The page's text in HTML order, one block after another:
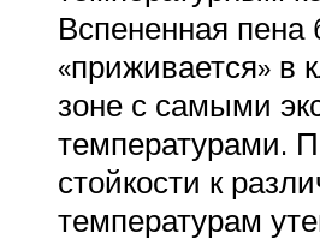
Вспененная пена
«приживается» в
зоне с самыми
температурами.
стойкости к
температурам